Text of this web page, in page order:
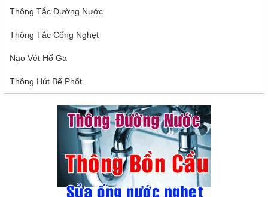
Thông Tắc Đường Nước
Thông Tắc Cống Nghẹt
Nạo Vét Hố Ga
Thông Hút Bể Phốt